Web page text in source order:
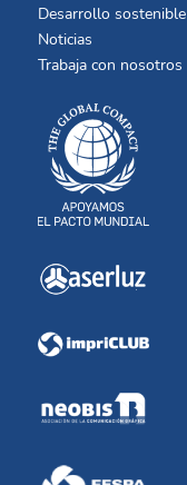
Desarrollo sostenible
Noticias
Trabaja con nosotros